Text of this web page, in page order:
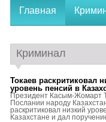
Главная
Криминал
Токаев раскритиковал
уровень пенсий в
Президент Касым-Жомарт
Послании народу
раскритиковал низкий
Казахстане и дал